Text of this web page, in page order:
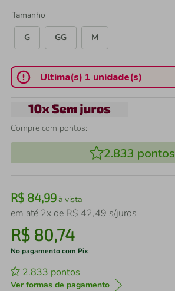
Tamanho
G
GG M
Última(s) 1 unidade(s)
Compre com pontos:
2.833 pontos
R$ 84,99à vista
em até 2x de R$ 42,49 s/juros
R$ 80,74
No pagamento com Pix
2.833 pontos
Ver formas de pagamento